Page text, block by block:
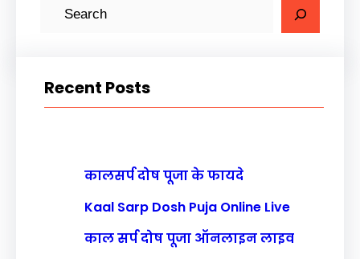
cRecent Posts
कालसर्प दोष पूजा के फायदे
Kaal Sarp Dosh Puja Online Live
काल सर्प दोष पूजा ऑनलाइन लाइव